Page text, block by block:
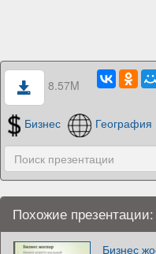
8.57M
Бизнес География
Похожие презентации:
Бизнес